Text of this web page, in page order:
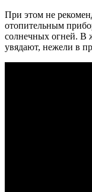
При этом не
отопительным
солнечных огней. В
увядают, нежели в